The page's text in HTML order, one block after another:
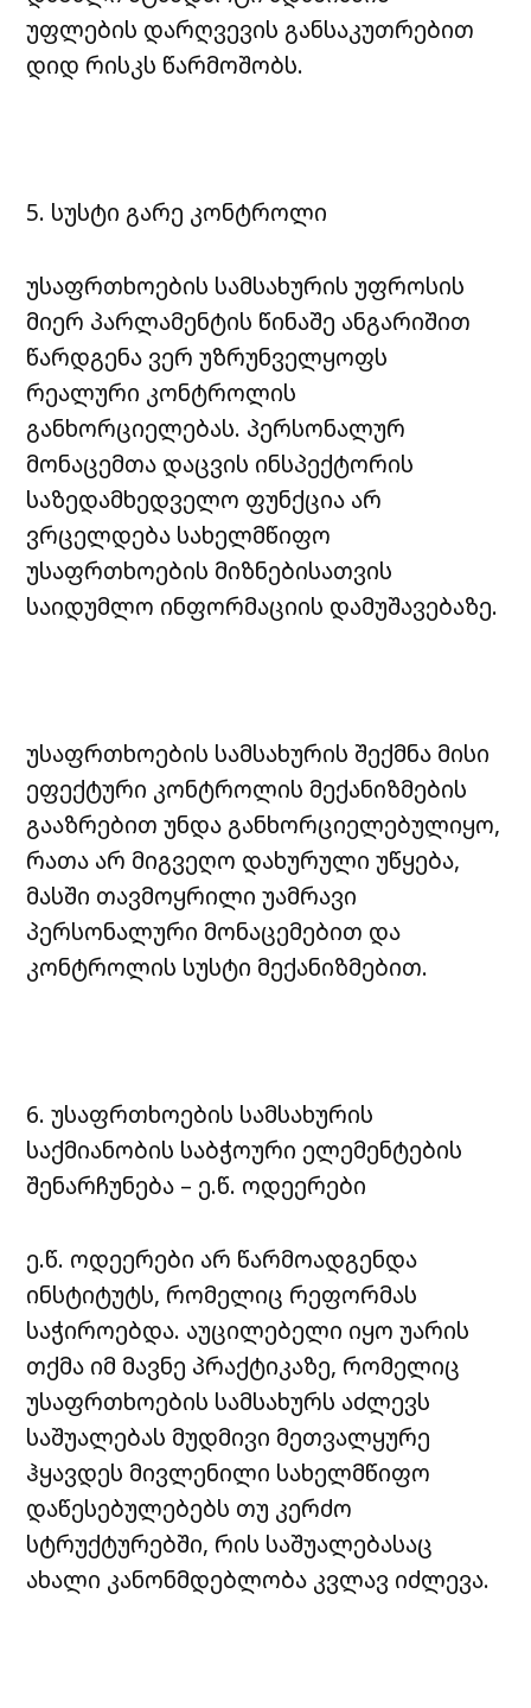
უფლების დარღვევის განსაკუთრებით
დიდ რისკს წარმოშობს.
5. სუსტი გარე კონტროლი
უსაფრთხოების სამსახურის უფროსის
მიერ პარლამენტის წინაშე ანგარიშით
წარდგენა ვერ უზრუნველყოფს
რეალური კონტროლის
განხორციელებას. პერსონალურ
მონაცემთა დაცვის ინსპექტორის
საზედამხედველო ფუნქცია არ
ვრცელდება სახელმწიფო
უსაფრთხოების მიზნებისათვის
საიდუმლო ინფორმაციის დამუშავებაზე.
უსაფრთხოების სამსახურის შექმნა მისი
ეფექტური კონტროლის მექანიზმების
გააზრებით უნდა განხორციელებულიყო,
რათა არ მიგვეღო დახურული უწყება,
მასში თავმოყრილი უამრავი
პერსონალური მონაცემებით და
კონტროლის სუსტი მექანიზმებით.
6. უსაფრთხოების სამსახურის
საქმიანობის საბჭოური ელემენტების
შენარჩუნება – ე.წ. ოდეერები
ე.წ. ოდეერები არ წარმოადგენდა
ინსტიტუტს, რომელიც რეფორმას
საჭიროებდა. აუცილებელი იყო უარის
თქმა იმ მავნე პრაქტიკაზე, რომელიც
უსაფრთხოების სამსახურს აძლევს
საშუალებას მუდმივი მეთვალყურე
ჰყავდეს მივლენილი სახელმწიფო
დაწესებულებებს თუ კერძო
სტრუქტურებში, რის საშუალებასაც
ახალი კანონმდებლობა კვლავ იძლევა.